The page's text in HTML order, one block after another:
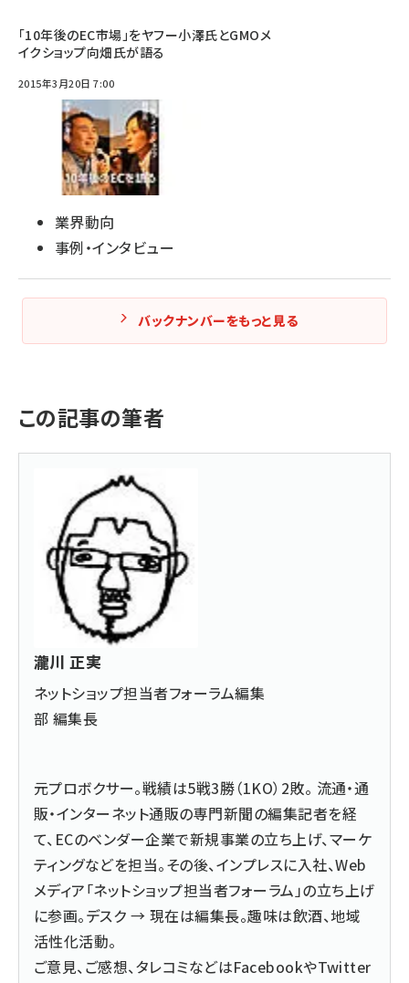
「10年後のEC市場」をヤフー小澤氏とGMOメ
イクショップ向畑氏が語る
2015年3月20日 7:00
業界動向
事例・インタビュー
バックナンバーをもっと見る
この記事の筆者
瀧川 正実
ネットショップ担当者フォーラム編集
部 編集長
元プロボクサー。戦績は5戦3勝（1KO）2敗。 流通・通
販・インターネット通販の専門新聞の編集記者を経
て、ECのベンダー企業で新規事業の立ち上げ、マーケ
ティングなどを担当。その後、インプレスに入社、Web
メディア「ネットショップ担当者フォーラム」の立ち上げ
に参画。デスク → 現在は編集長。趣味は飲酒、地域
活性化活動。
ご意見、ご感想、タレコミなどはFacebookやTwitter